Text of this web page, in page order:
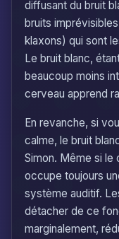
diffusant du bruit
bruits
klaxons) qui sont
Le bruit blanc,
beaucoup moins
cerveau apprend
En revanche, si
calme, le bruit
Simon. Même si le
occupe toujours
système auditif.
détacher de ce
marginalement,